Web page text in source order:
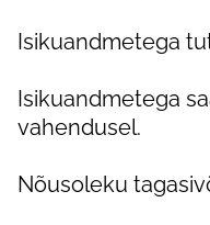
Isikuandmetega
Isikuandmetega
vahendusel.
Nõusoleku